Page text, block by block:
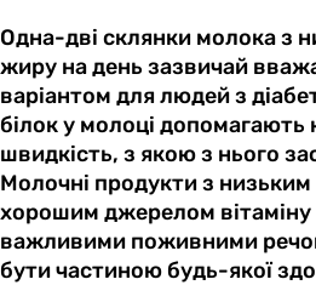
Одна-дві склянки молока з
жиру на день зазвичай
варіантом для людей з
білок у молоці
швидкість, з якою з нього
Молочні продукти з
хорошим джерелом вітаміну
важливими поживними
бути частиною будь-якої